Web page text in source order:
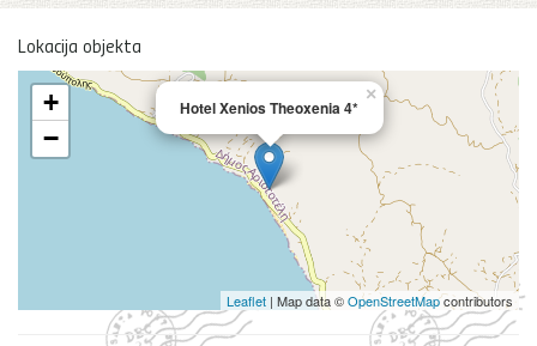
Lokacija objekta
Hotel Xenios Theoxenia 4*
×
+
−
Leaflet | Map data ©OpenStreetMapcontributors